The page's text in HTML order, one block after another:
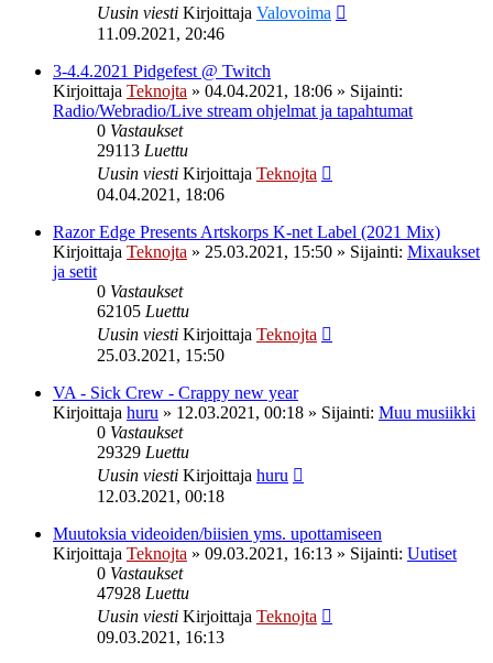
Uusin viesti Kirjoittaja Valovoima
11.09.2021, 20:46
3-4.4.2021 Pidgefest @ Twitch
Kirjoittaja Teknojta » 04.04.2021, 18:06 » Sijainti:
Radio/Webradio/Live stream ohjelmat ja tapahtumat
0 Vastaukset
29113 Luettu
Uusin viesti Kirjoittaja Teknojta
04.04.2021, 18:06
Razor Edge Presents Artskorps K-net Label (2021 Mix)
Kirjoittaja Teknojta » 25.03.2021, 15:50 » Sijainti: Mixaukset
ja setit
0 Vastaukset
62105 Luettu
Uusin viesti Kirjoittaja Teknojta
25.03.2021, 15:50
VA - Sick Crew - Crappy new year
Kirjoittaja huru » 12.03.2021, 00:18 » Sijainti: Muu musiikki
0 Vastaukset
29329 Luettu
Uusin viesti Kirjoittaja huru
12.03.2021, 00:18
Muutoksia videoiden/biisien yms. upottamiseen
Kirjoittaja Teknojta » 09.03.2021, 16:13 » Sijainti: Uutiset
0 Vastaukset
47928 Luettu
Uusin viesti Kirjoittaja Teknojta
09.03.2021, 16:13